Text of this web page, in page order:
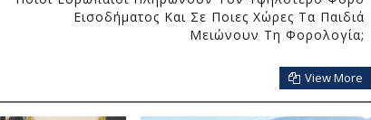
Εισοδήματος Και Σε Ποιες Χώρες Τα Παιδιά
Μειώνουν Τη Φορολογία;
View More